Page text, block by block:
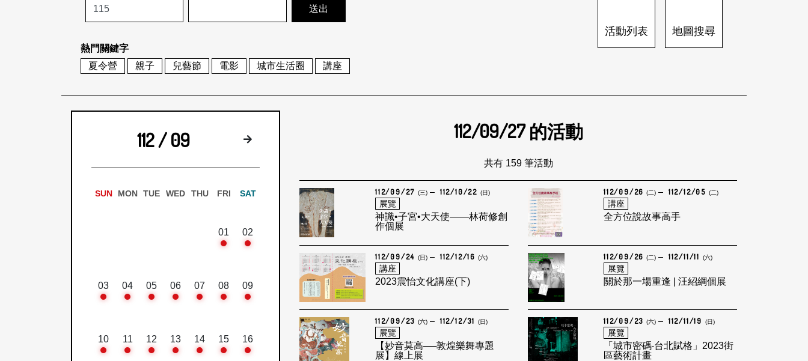
熱門關鍵字
夏令營
親子 兒藝節 電影 城市生活圈 講座
活動列表 地圖搜尋
112 / 09 下個月
SUN MON TUE WED THU FRI SAT
01 02
03 04 05 06 07 08 09
10 11 12 13 14 15 16
112/09/27的活動
共有 159 筆活動
112/09/27 (三) 112/10/22 (日)
展覽
神識•子宮•大天使——林荷修創
作個展
112/09/26 (二) 112/12/05 (二)
講座
全方位說故事高手
112/09/24 (日) 112/12/16 (六)
講座
2023震怡文化講座(下)
112/09/26 (二) 112/11/11 (六)
展覽
關於那一場重逢 | 汪紹綱個展
112/09/23 (六) 112/12/31 (日)
展覽
【妙音莫高──敦煌樂舞專題
展】線上展
112/09/23 (六) 112/11/19 (日)
展覽
「城市密碼‧台北賦格」2023街
區藝術計畫